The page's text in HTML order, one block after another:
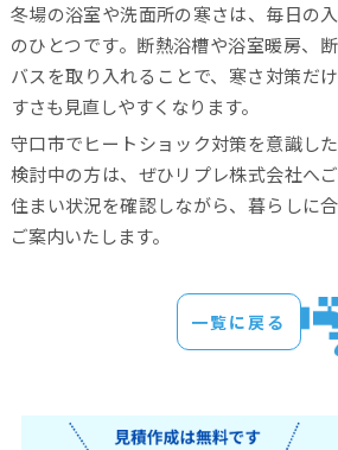
冬場の浴室や洗面所の寒さは、毎日の
のひとつです。断熱浴槽や浴室暖房、
バスを取り入れることで、寒さ対策だ
すさも見直しやすくなります。
守口市でヒートショック対策を意識し
検討中の方は、ぜひリプレ株式会社へ
住まい状況を確認しながら、暮らしに
ご案内いたします。
一覧に戻る